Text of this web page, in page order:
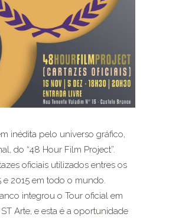
inédita pelo universo gráfico,
do “48 Hour Film Project”.
oficiais utilizados entres os
2015 em todo o mundo.
integrou o Tour oficial em
Arte, e esta é a oportunidade